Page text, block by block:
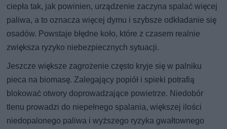
ciepła tak, jak powinien, urządzenie zaczyna spalać więcej
paliwa, a to oznacza więcej dymu i szybsze odkładanie się
osadów. Powstaje błędne koło, które z czasem realnie
zwiększa ryzyko niebezpiecznych sytuacji.
Jeszcze większe zagrożenie często kryje się w palniku
pieca na biomasę. Zalegający popiół i spieki potrafią
blokować otwory doprowadzające powietrze. Niedobór
tlenu prowadzi do niepełnego spalania, większej ilości
niedopalonego paliwa i wyższego ryzyka gwałtownego